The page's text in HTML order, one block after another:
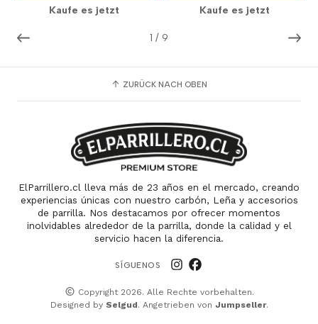
1 / 9
Kaufe es jetzt Kaufe es jetzt
ZURÜCK NACH OBEN
ElParrillero.cl lleva más de 23 años en el mercado, creando
experiencias únicas con nuestro carbón, Leña y accesorios
de parrilla. Nos destacamos por ofrecer momentos
inolvidables alrededor de la parrilla, donde la calidad y el
servicio hacen la diferencia.
SÍGUENOS
Copyright 2026. Alle Rechte vorbehalten.
Designed by Selgud. Angetrieben von Jumpseller.